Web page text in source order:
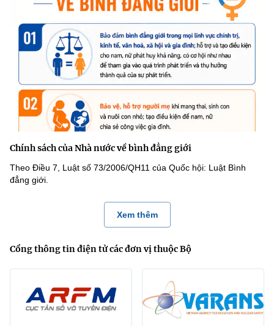
Chính sách của Nhà nước về bình đẳng giới
Theo Điều 7, Luật số 73/2006/QH11 của Quốc hội: Luật Bình
đẳng giới.
Xem thêm
Cổng thông tin điện tử các đơn vị thuộc Bộ